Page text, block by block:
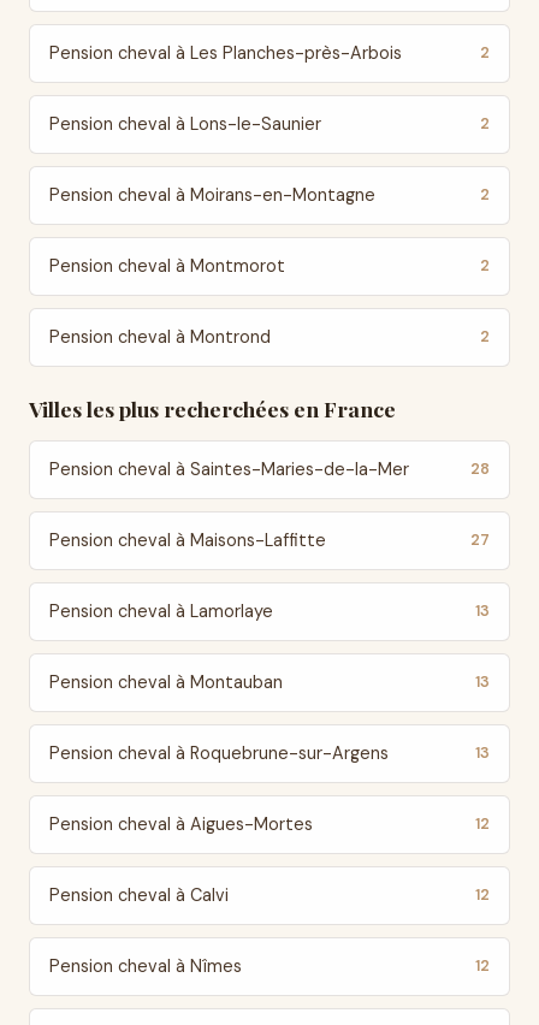
Pension cheval à Les Planches-près-Arbois 2
Pension cheval à Lons-le-Saunier 2
Pension cheval à Moirans-en-Montagne 2
Pension cheval à Montmorot 2
Pension cheval à Montrond 2
Villes les plus recherchées en France
Pension cheval à Saintes-Maries-de-la-Mer 28
Pension cheval à Maisons-Laffitte 27
Pension cheval à Lamorlaye 13
Pension cheval à Montauban 13
Pension cheval à Roquebrune-sur-Argens 13
Pension cheval à Aigues-Mortes 12
Pension cheval à Calvi 12
Pension cheval à Nîmes 12